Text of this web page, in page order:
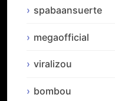
spabaansuerte
megaofficial
viralizou
bombou